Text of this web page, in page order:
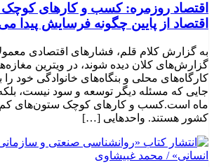
اقتصاد روزمره: کسب‌ و کارهای کوچک
اقتصاد از پایین چگونه فرسایش پیدا
به گزارش کلام قلم، فشارهای اقتصادی
گزارش‌های کلان دیده شوند، در ویترین
کارگاه‌های محلی و بنگاه‌های خانوادگی خود
جایی که مسئله دیگر توسعه و سود نیست، بلکه
ماه است.کسب‌ و کارهای کوچک ستون‌های
کشور هستند. واحدهایی […]